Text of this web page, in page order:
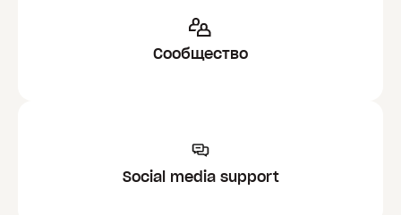
Сообщество
Social media support